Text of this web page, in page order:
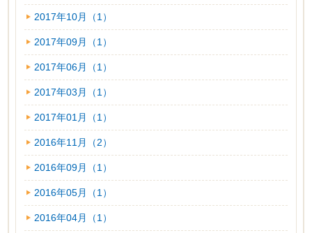
2017年10月（1）
2017年09月（1）
2017年06月（1）
2017年03月（1）
2017年01月（1）
2016年11月（2）
2016年09月（1）
2016年05月（1）
2016年04月（1）